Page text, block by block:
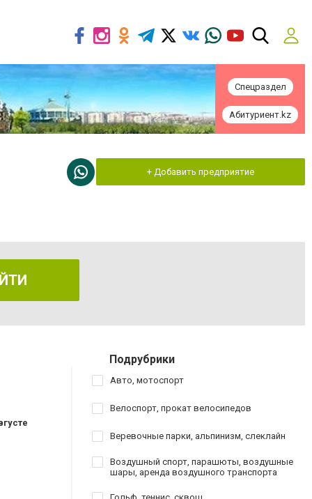
Спецраздел
Абитуриент.kz
+ Добавить предприятие
Подрубрики
Авто, мотоспорт
Велоспорт, прокат велосипедов
Веревочные парки, альпинизм, слеклайн
Воздушный спорт, парашюты, воздушные
шары, аренда воздушного транспорта